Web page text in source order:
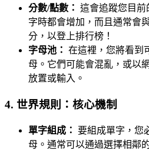
分數/點數： 這會追蹤您目
字時都會增加，而且通常會
分，以登上排行榜！
字母池： 在這裡，您將看到
母。它們可能會混亂，或以
放置或輸入。
4. 世界規則：核心機制
單字組成： 要組成單字，您
母。通常可以通過選擇相鄰